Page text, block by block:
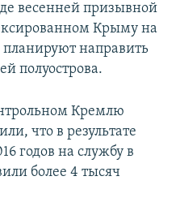
весенней призывной
Крыму на
направить
полуострова.
Кремлю
что в результате
годов на службу в
более 4 тысяч